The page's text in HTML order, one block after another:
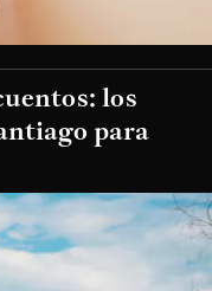
los
para